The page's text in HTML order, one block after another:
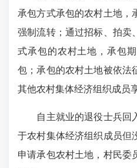
承包方式承包的农村土地，
强制流转；通过招标、拍卖
式承包的农村土地，承包
包；承包的农村土地被依法
其他农村集体经济组织成员
自主就业的退役士兵回
于农村集体经济组织成员但
申请承包农村土地，村民委